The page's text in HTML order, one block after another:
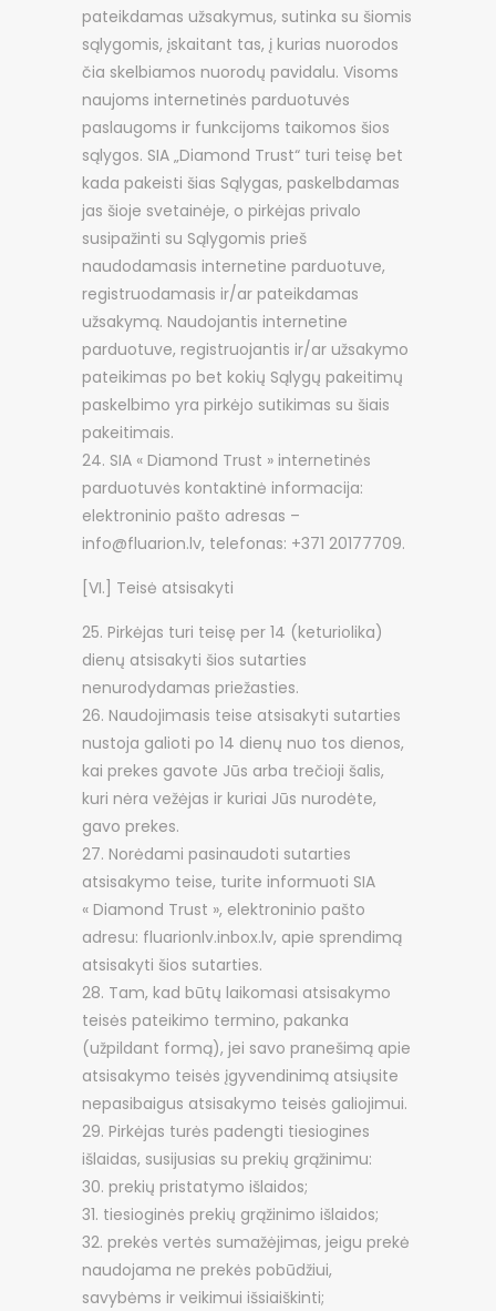
pateikdamas užsakymus, sutinka su šiomis
sąlygomis, įskaitant tas, į kurias nuorodos
čia skelbiamos nuorodų pavidalu. Visoms
naujoms internetinės parduotuvės
paslaugoms ir funkcijoms taikomos šios
sąlygos. SIA „Diamond Trust“ turi teisę bet
kada pakeisti šias Sąlygas, paskelbdamas
jas šioje svetainėje, o pirkėjas privalo
susipažinti su Sąlygomis prieš
naudodamasis internetine parduotuve,
registruodamasis ir/ar pateikdamas
užsakymą. Naudojantis internetine
parduotuve, registruojantis ir/ar užsakymo
pateikimas po bet kokių Sąlygų pakeitimų
paskelbimo yra pirkėjo sutikimas su šiais
pakeitimais.
SIA « Diamond Trust » internetinės
parduotuvės kontaktinė informacija:
elektroninio pašto adresas –
info@fluarion.lv, telefonas: +371 20177709.
[VI.] Teisė atsisakyti
Pirkėjas turi teisę per 14 (keturiolika)
dienų atsisakyti šios sutarties
nenurodydamas priežasties.
Naudojimasis teise atsisakyti sutarties
nustoja galioti po 14 dienų nuo tos dienos,
kai prekes gavote Jūs arba trečioji šalis,
kuri nėra vežėjas ir kuriai Jūs nurodėte,
gavo prekes.
Norėdami pasinaudoti sutarties
atsisakymo teise, turite informuoti SIA
« Diamond Trust », elektroninio pašto
adresu: fluarionlv.inbox.lv, apie sprendimą
atsisakyti šios sutarties.
Tam, kad būtų laikomasi atsisakymo
teisės pateikimo termino, pakanka
(užpildant formą), jei savo pranešimą apie
atsisakymo teisės įgyvendinimą atsiųsite
nepasibaigus atsisakymo teisės galiojimui.
Pirkėjas turės padengti tiesiogines
išlaidas, susijusias su prekių grąžinimu:
prekių pristatymo išlaidos;
tiesioginės prekių grąžinimo išlaidos;
prekės vertės sumažėjimas, jeigu prekė
naudojama ne prekės pobūdžiui,
savybėms ir veikimui išsiaiškinti;